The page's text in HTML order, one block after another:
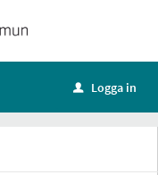
u Logga in